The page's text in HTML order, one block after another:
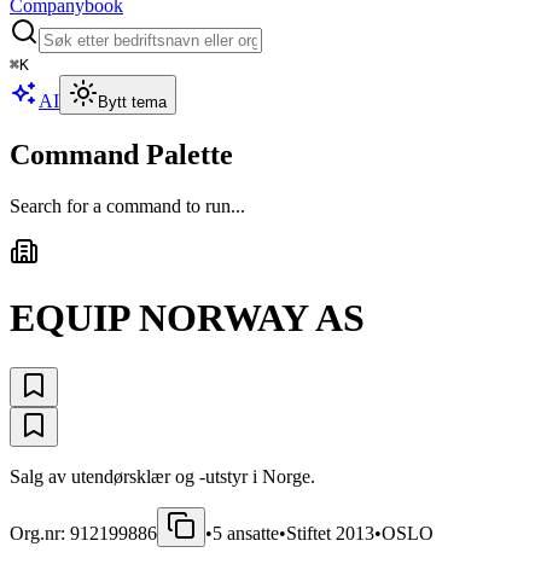
Companybook
⌘K
AI Bytt tema
Command Palette
Search for a command to run...
EQUIP NORWAY AS
Salg av utendørsklær og -utstyr i Norge.
Org.nr: 912199886 •5 ansatte•Stiftet 2013•OSLO